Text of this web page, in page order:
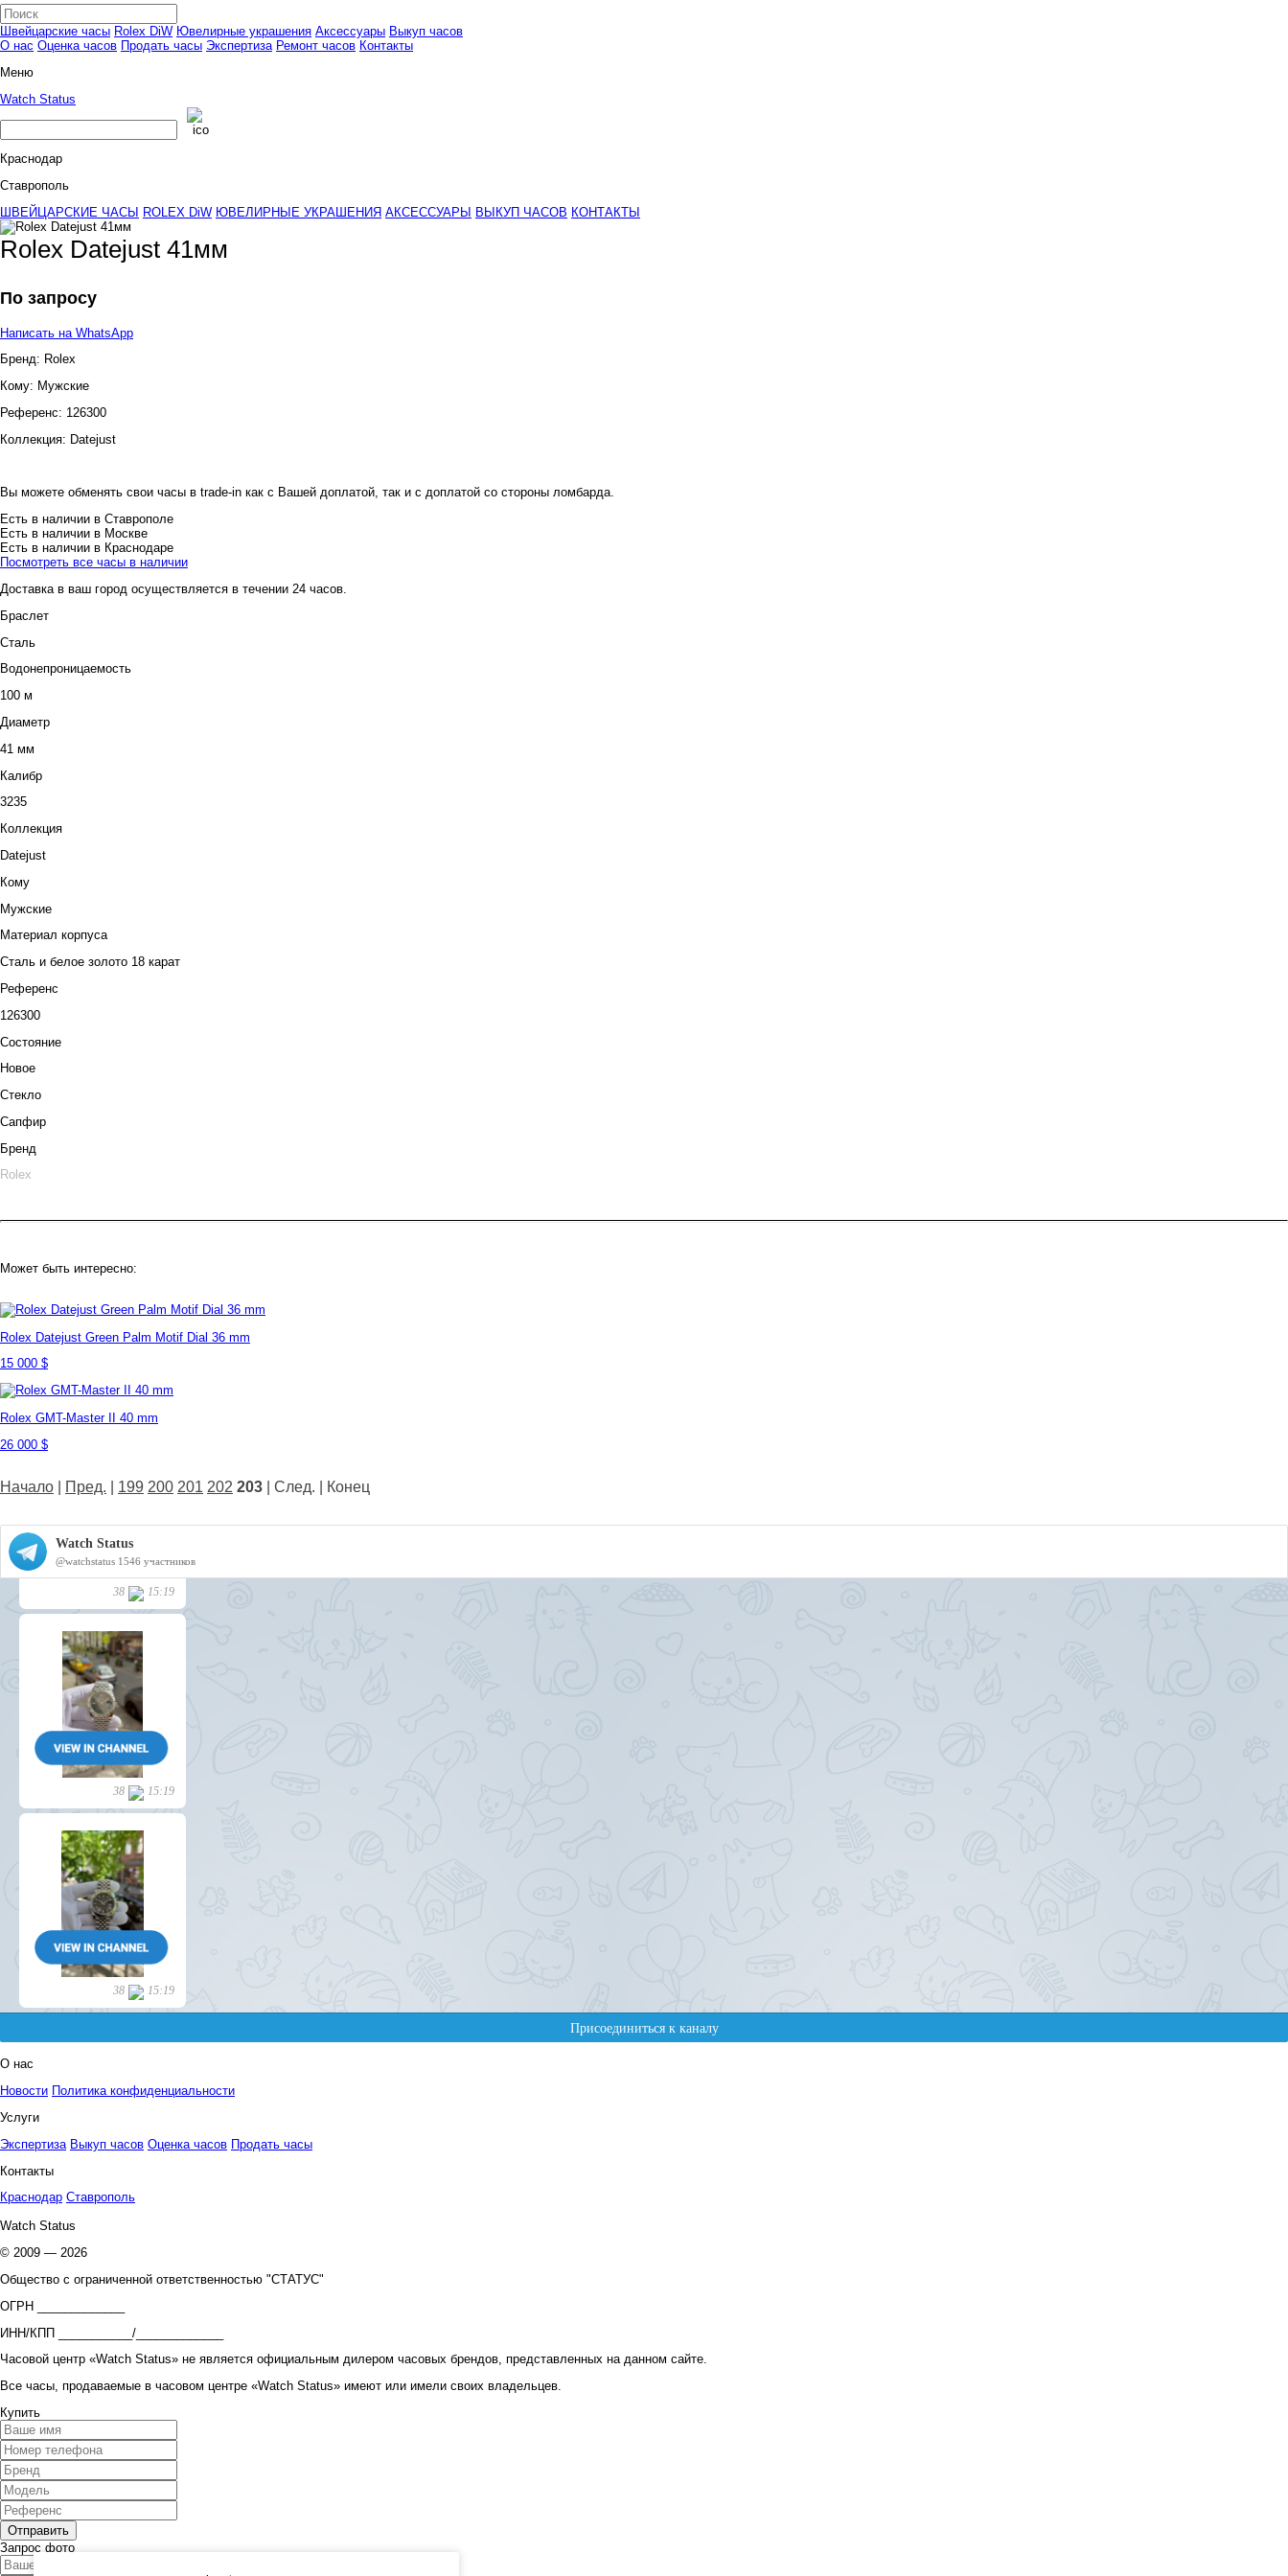
Швейцарские часы Rolex DiW Ювелирные украшения Аксессуары Выкуп часов
О нас Оценка часов Продать часы Экспертиза Ремонт часов Контакты
Меню
Watch Status
Краснодар
Ставрополь
ШВЕЙЦАРСКИЕ ЧАСЫ
ROLEX DiW ЮВЕЛИРНЫЕ УКРАШЕНИЯ АКСЕССУАРЫ ВЫКУП ЧАСОВ КОНТАКТЫ
Rolex Datejust 41мм
По запросу
Написать на WhatsApp
Бренд: Rolex
Кому: Мужские
Референс: 126300
Коллекция: Datejust
Вы можете обменять свои часы в trade-in как с Вашей доплатой, так и с доплатой со стороны ломбарда.
Есть в наличии в Ставрополе
Есть в наличии в Москве
Есть в наличии в Краснодаре
Посмотреть все часы в наличии
Доставка в ваш город осуществляется в течении 24 часов.
Браслет
Сталь
Водонепроницаемость
100 м
Диаметр
41 мм
Калибр
3235
Коллекция
Datejust
Кому
Мужские
Материал корпуса
Сталь и белое золото 18 карат
Референс
126300
Состояние
Новое
Стекло
Сапфир
Бренд
Rolex
Может быть интересно:
Rolex Datejust Green Palm Motif Dial 36 mm
15 000 $
Rolex GMT-Master II 40 mm
26 000 $
Начало Пред. 199 200 201 202 203 | След. | Конец
О нас
Новости Политика конфиденциальности
Услуги
Экспертиза Выкуп часов Оценка часов Продать часы
Контакты
Краснодар Ставрополь
Watch Status
© 2009 — 2026
Общество с ограниченной ответственностью "СТАТУС"
ОГРН _____________
ИНН/КПП ___________/_____________
Часовой центр «Watch Status» не является официальным дилером часовых брендов, представленных на данном сайте.
Все часы, продаваемые в часовом центре «Watch Status» имеют или имели своих владельцев.
Купить
Запрос фото